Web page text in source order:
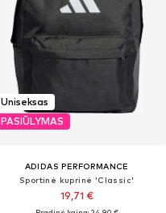
Uniseksas
PASIŪLYMAS
ADIDAS PERFORMANCE
Sportinė kuprinė 'Classic'
19,71 €